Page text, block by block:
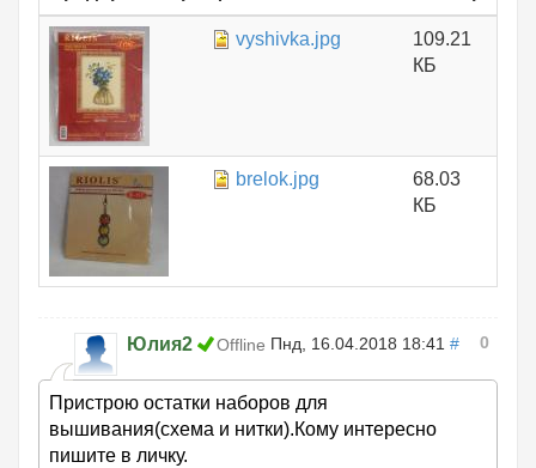
vyshivka.jpg
109.21
КБ
brelok.jpg
68.03
КБ
Юлия2 Offline Пнд, 16.04.2018 18:41 # 0
Пристрою остатки наборов для
вышивания(схема и нитки).Кому интересно
пишите в личку.